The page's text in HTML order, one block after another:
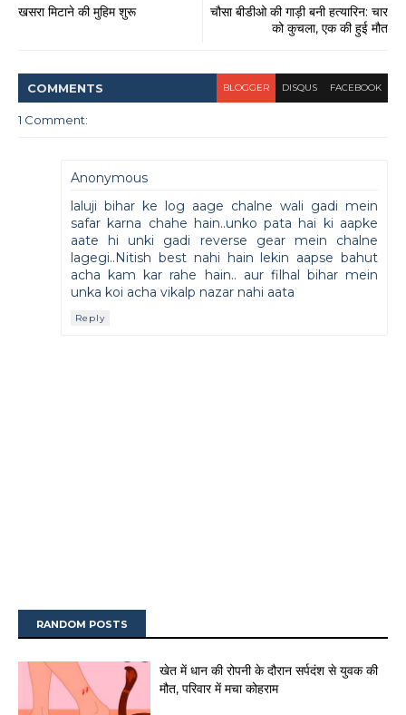
चौसा बीडीओ की गाड़ी बनी हत्यारिन: चार
को कुचला, एक की हुई मौत
खसरा मिटाने की मुहिम शुरू
COMMENTS BLOGGER DISQUS FACEBOOK
1 Comment:
Anonymous
laluji bihar ke log aage chalne wali gadi mein
safar karna chahe hain..unko pata hai ki aapke
aate hi unki gadi reverse gear mein chalne
lagegi..Nitish best nahi hain lekin aapse bahut
acha kam kar rahe hain.. aur filhal bihar mein
unka koi acha vikalp nazar nahi aata
Reply
RANDOM POSTS
खेत में धान की रोपनी के दौरान सर्पदंश से युवक की
मौत, परिवार में मचा कोहराम